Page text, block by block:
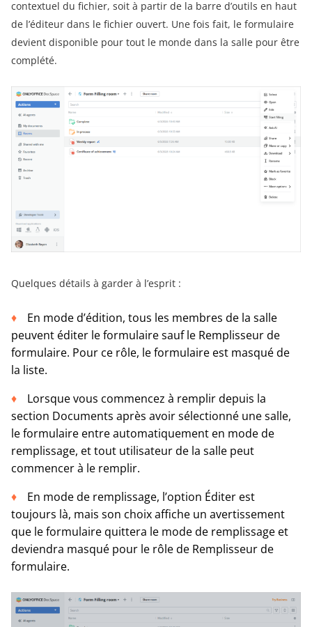
contextuel du fichier, soit à partir de la barre d’outils en haut
de l’éditeur dans le fichier ouvert. Une fois fait, le formulaire
devient disponible pour tout le monde dans la salle pour être
complété.
Quelques détails à garder à l’esprit :
En mode d’édition, tous les membres de la salle
peuvent éditer le formulaire sauf le Remplisseur de
formulaire. Pour ce rôle, le formulaire est masqué de
la liste.
Lorsque vous commencez à remplir depuis la
section Documents après avoir sélectionné une salle,
le formulaire entre automatiquement en mode de
remplissage, et tout utilisateur de la salle peut
commencer à le remplir.
En mode de remplissage, l’option Éditer est
toujours là, mais son choix affiche un avertissement
que le formulaire quittera le mode de remplissage et
deviendra masqué pour le rôle de Remplisseur de
formulaire.